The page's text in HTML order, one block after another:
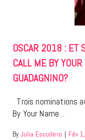
OSCAR 2018 : ET
CALL ME BY
GUADAGNINO?
Trois nominations
By Your Name…
By Julia Escudero | Fév